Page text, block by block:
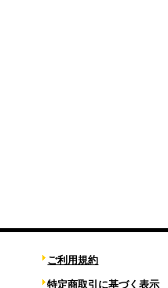
ご利用規約
特定商取引に基づく表示